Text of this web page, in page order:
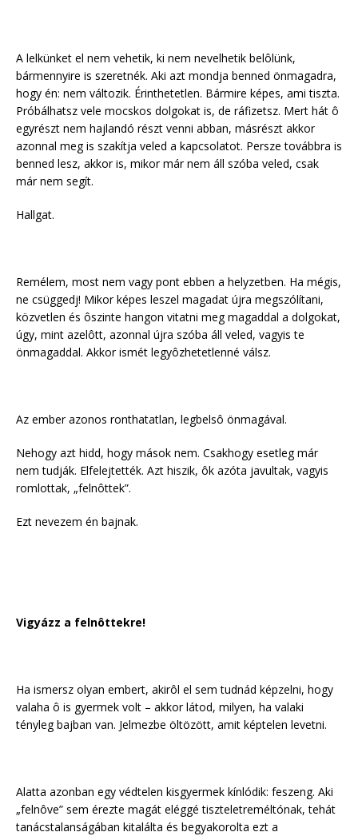
A lelkünket el nem vehetik, ki nem nevelhetik belôlünk,
bármennyire is szeretnék. Aki azt mondja benned önmagadra,
hogy én: nem változik. Érinthetetlen. Bármire képes, ami tiszta.
Próbálhatsz vele mocskos dolgokat is, de ráfizetsz. Mert hát ô
egyrészt nem hajlandó részt venni abban, másrészt akkor
azonnal meg is szakítja veled a kapcsolatot. Persze továbbra is
benned lesz, akkor is, mikor már nem áll szóba veled, csak
már nem segít.
Hallgat.
Remélem, most nem vagy pont ebben a helyzetben. Ha mégis,
ne csüggedj! Mikor képes leszel magadat újra megszólítani,
közvetlen és ôszinte hangon vitatni meg magaddal a dolgokat,
úgy, mint azelôtt, azonnal újra szóba áll veled, vagyis te
önmagaddal. Akkor ismét legyôzhetetlenné válsz.
Az ember azonos ronthatatlan, legbelsô önmagával.
Nehogy azt hidd, hogy mások nem. Csakhogy esetleg már
nem tudják. Elfelejtették. Azt hiszik, ôk azóta javultak, vagyis
romlottak, „felnôttek”.
Ezt nevezem én bajnak.
Vigyázz a felnôttekre!
Ha ismersz olyan embert, akirôl el sem tudnád képzelni, hogy
valaha ô is gyermek volt – akkor látod, milyen, ha valaki
tényleg bajban van. Jelmezbe öltözött, amit képtelen levetni.
Alatta azonban egy védtelen kisgyermek kínlódik: feszeng. Aki
„felnôve” sem érezte magát eléggé tiszteletreméltónak, tehát
tanácstalanságában kitalálta és begyakorolta ezt a